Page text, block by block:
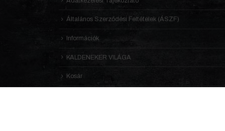
Általános Szerződési Feltételek (ÁSZF)
Információk
KALDENEKER VILÁGA
Kosár